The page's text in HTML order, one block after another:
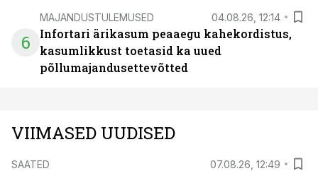
6
MAJANDUSTULEMUSED 04.08.26, 12:14
Infortari ärikasum peaaegu kahekordistus,
kasumlikkust toetasid ka uued
põllumajandusettevõtted
VIIMASED UUDISED
SAATED 07.08.26, 12:49